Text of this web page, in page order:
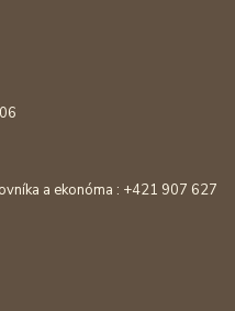
a ekonóma : +421 907 627